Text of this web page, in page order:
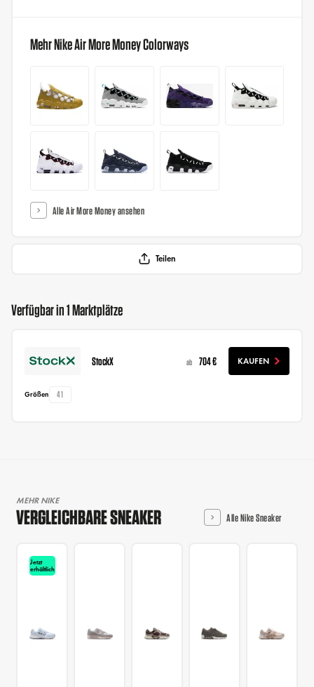
Mehr Nike Air More Money Colorways
Alle Air More Money ansehen
Teilen
Verfügbar in 1 Marktplätze
StockX ab 704 € KAUFEN
Größen 41
MEHR NIKE
VERGLEICHBARE SNEAKER Alle Nike Sneaker
Jetzt
erhältlich